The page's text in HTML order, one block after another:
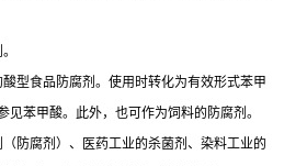
型食品防腐剂。使用时转化为有效形式苯甲
见苯甲酸。此外，也可作为饲料的防腐剂。
防腐剂）、医药工业的杀菌剂、染料工业的